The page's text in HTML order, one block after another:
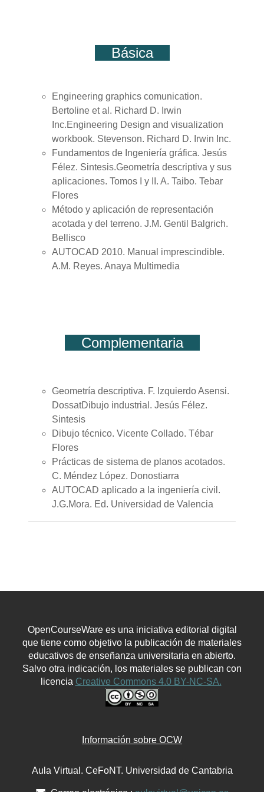
Básica
Engineering graphics comunication.
Bertoline et al. Richard D. Irwin
Inc.Engineering Design and visualization
workbook. Stevenson. Richard D. Irwin Inc.
Fundamentos de Ingeniería gráfica. Jesús
Félez. Sintesis.Geometría descriptiva y sus
aplicaciones. Tomos I y II. A. Taibo. Tebar
Flores
Método y aplicación de representación
acotada y del terreno. J.M. Gentil Balgrich.
Bellisco
AUTOCAD 2010. Manual imprescindible.
A.M. Reyes. Anaya Multimedia
Complementaria
Geometría descriptiva. F. Izquierdo Asensi.
DossatDibujo industrial. Jesús Félez.
Sintesis
Dibujo técnico. Vicente Collado. Tébar
Flores
Prácticas de sistema de planos acotados.
C. Méndez López. Donostiarra
AUTOCAD aplicado a la ingeniería civil.
J.G.Mora. Ed. Universidad de Valencia
OpenCourseWare es una iniciativa editorial digital
que tiene como objetivo la publicación de materiales
educativos de enseñanza universitaria en abierto.
Salvo otra indicación, los materiales se publican con
licencia Creative Commons 4.0 BY-NC-SA.
Información sobre OCW
Aula Virtual. CeFoNT. Universidad de Cantabria